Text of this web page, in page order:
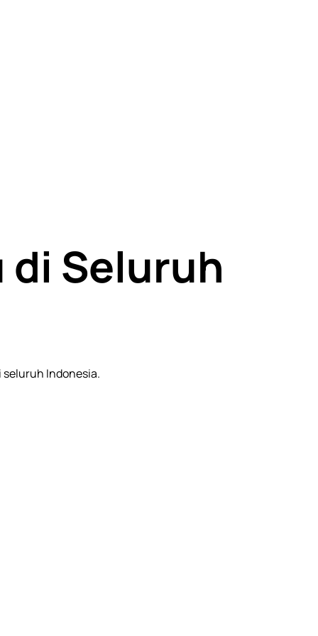
di Seluruh
seluruh Indonesia.